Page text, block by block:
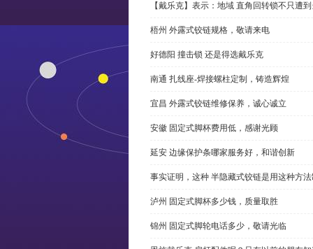
【戴乐克】表示：地域 直角回转锁不只遭
梧州 外露式铰链规格，敬请来电
好德阳 撞击锁 还是得选戴乐克
南通 扎线座-焊接螺柱定制，铸造辉煌
宜昌 外露式铰链维修保养，诚心诚立
安徽 固定式脚杯费用低，感谢光顾
延安 边缘保护条哪家服务好，和谐创新
事实证明，这种 半隐藏式铰链是用这种方
泸州 固定式脚杯多少钱，质量取胜
锦州 固定式脚轮电话多少，敬请光临